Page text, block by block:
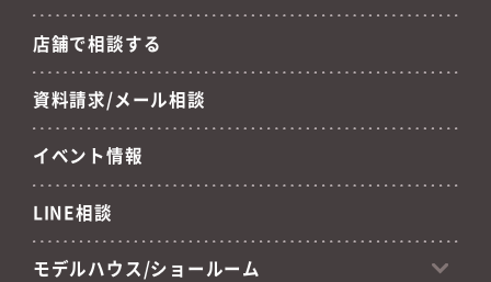
店舗で相談する
資料請求/メール相談
イベント情報
LINE相談
モデルハウス/ショールーム